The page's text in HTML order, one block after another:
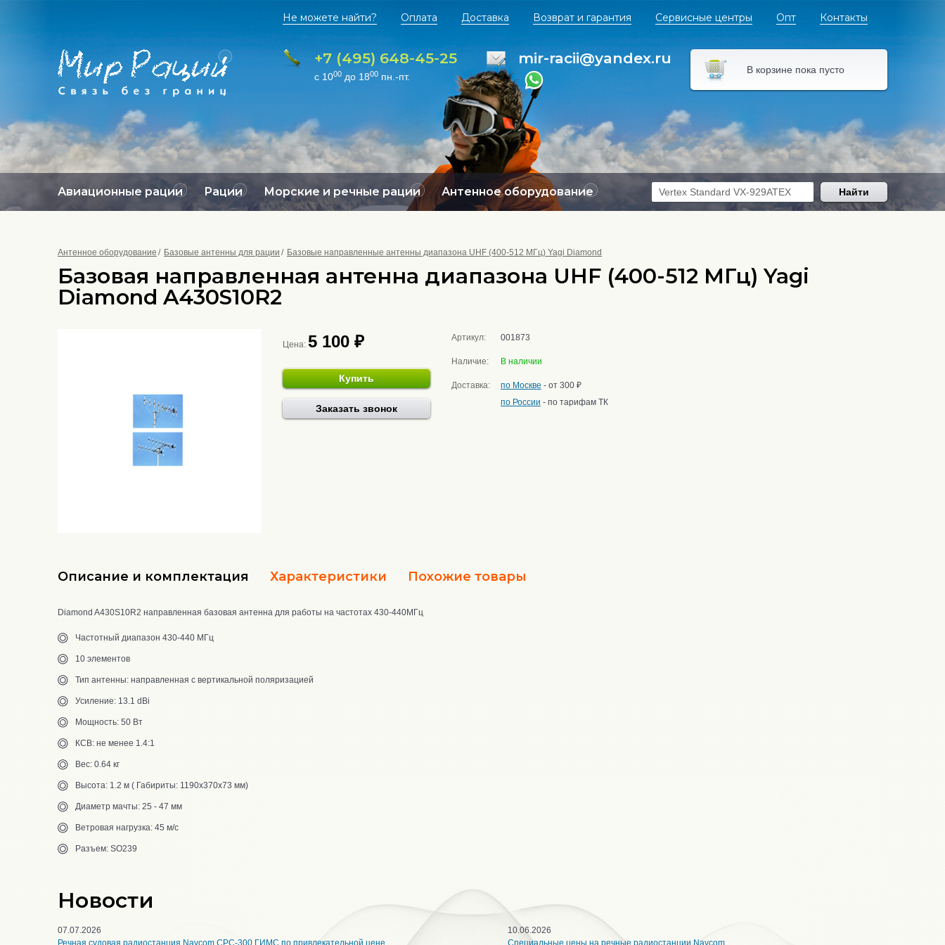
Не можете найти? Оплата Доставка Возврат и гарантия Сервисные центры Опт Контакты
+7 (495) 648-45-25
с 1000 до 1800 пн.-пт.
mir-racii@yandex.ru
В корзине пока пусто
Авиационные рации Рации Морские и речные рации Антенное оборудование Найти
Антенное оборудование Базовые антенны для рации Базовые направленные антенны диапазона UHF (400-512 МГц) Yagi Diamond
Базовая направленная антенна диапазона UHF (400-512 МГц) Yagi
Diamond A430S10R2
Цена: 5 100 ₽
Купить
Заказать звонок
Артикул: 001873
Наличие: В наличии
Доставка: по Москве - от 300 ₽
по России - по тарифам ТК
Описание и комплектация Характеристики Похожие товары
Diamond A430S10R2 направленная базовая антенна для работы на частотах 430-440МГц
Частотный диапазон 430-440 МГц
10 элементов
Тип антенны: направленная с вертикальной поляризацией
Усиление: 13.1 dBi
Мощность: 50 Вт
КСВ: не менее 1.4:1
Вес: 0.64 кг
Высота: 1.2 м ( Габириты: 1190х370х73 мм)
Диаметр мачты: 25 - 47 мм
Ветровая нагрузка: 45 м/с
Разъем: SO239
Новости
07.07.2026
Речная судовая радиостанция Navcom CPC-300 ГИМС по привлекательной цене
10.06.2026
Специальные цены на речные радиостанции Navcom